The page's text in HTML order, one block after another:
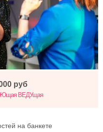
руб
ВЕДУщая
на банкете